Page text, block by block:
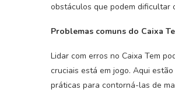
obstáculos que podem dificultar
Problemas comuns do Caixa
Lidar com erros no Caixa Tem
cruciais está em jogo. Aqui
práticas para contorná-las de